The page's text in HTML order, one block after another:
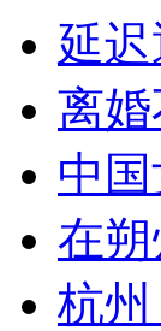
延
离
中
在
杭